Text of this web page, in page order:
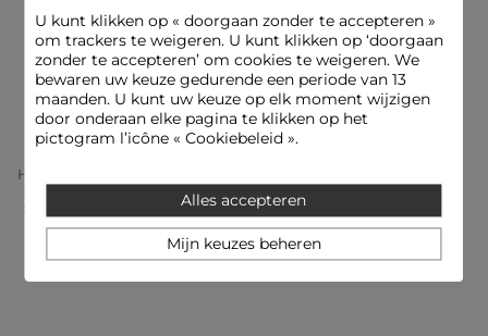
Look ideeën
Het geplooide T-shirt met print combineert perfect met een
high-waisted jeans en textuur sandalen voor een vrouwelijke
en moderne look.
Dit getailleerde T-shirt kan gedragen worden met een
vloeiende rok en een gestructureerde tas, ideaal om uw
zelfvertrouwen te tonen.
T-shirts korte mouwen Tops en T-shirts
T-shirts met print
Home
T-Shirts Korte Mouwen Femme
Getailleerd V-Hals T-Shirt Meerkleurig Vrouw
U kunt klikken op « doorgaan zonder te accepteren»
om trackers te weigeren. U kunt klikken op ‘doorgaan
zonder te accepteren’ om cookies te weigeren. We
bewaren uw keuze gedurende een periode van 13
maanden. U kunt uw keuze op elk moment wijzigen
door onderaan elke pagina te klikken op het
pictogram l’icône « Cookiebeleid ».
Alles accepteren
Mijn keuzes beheren